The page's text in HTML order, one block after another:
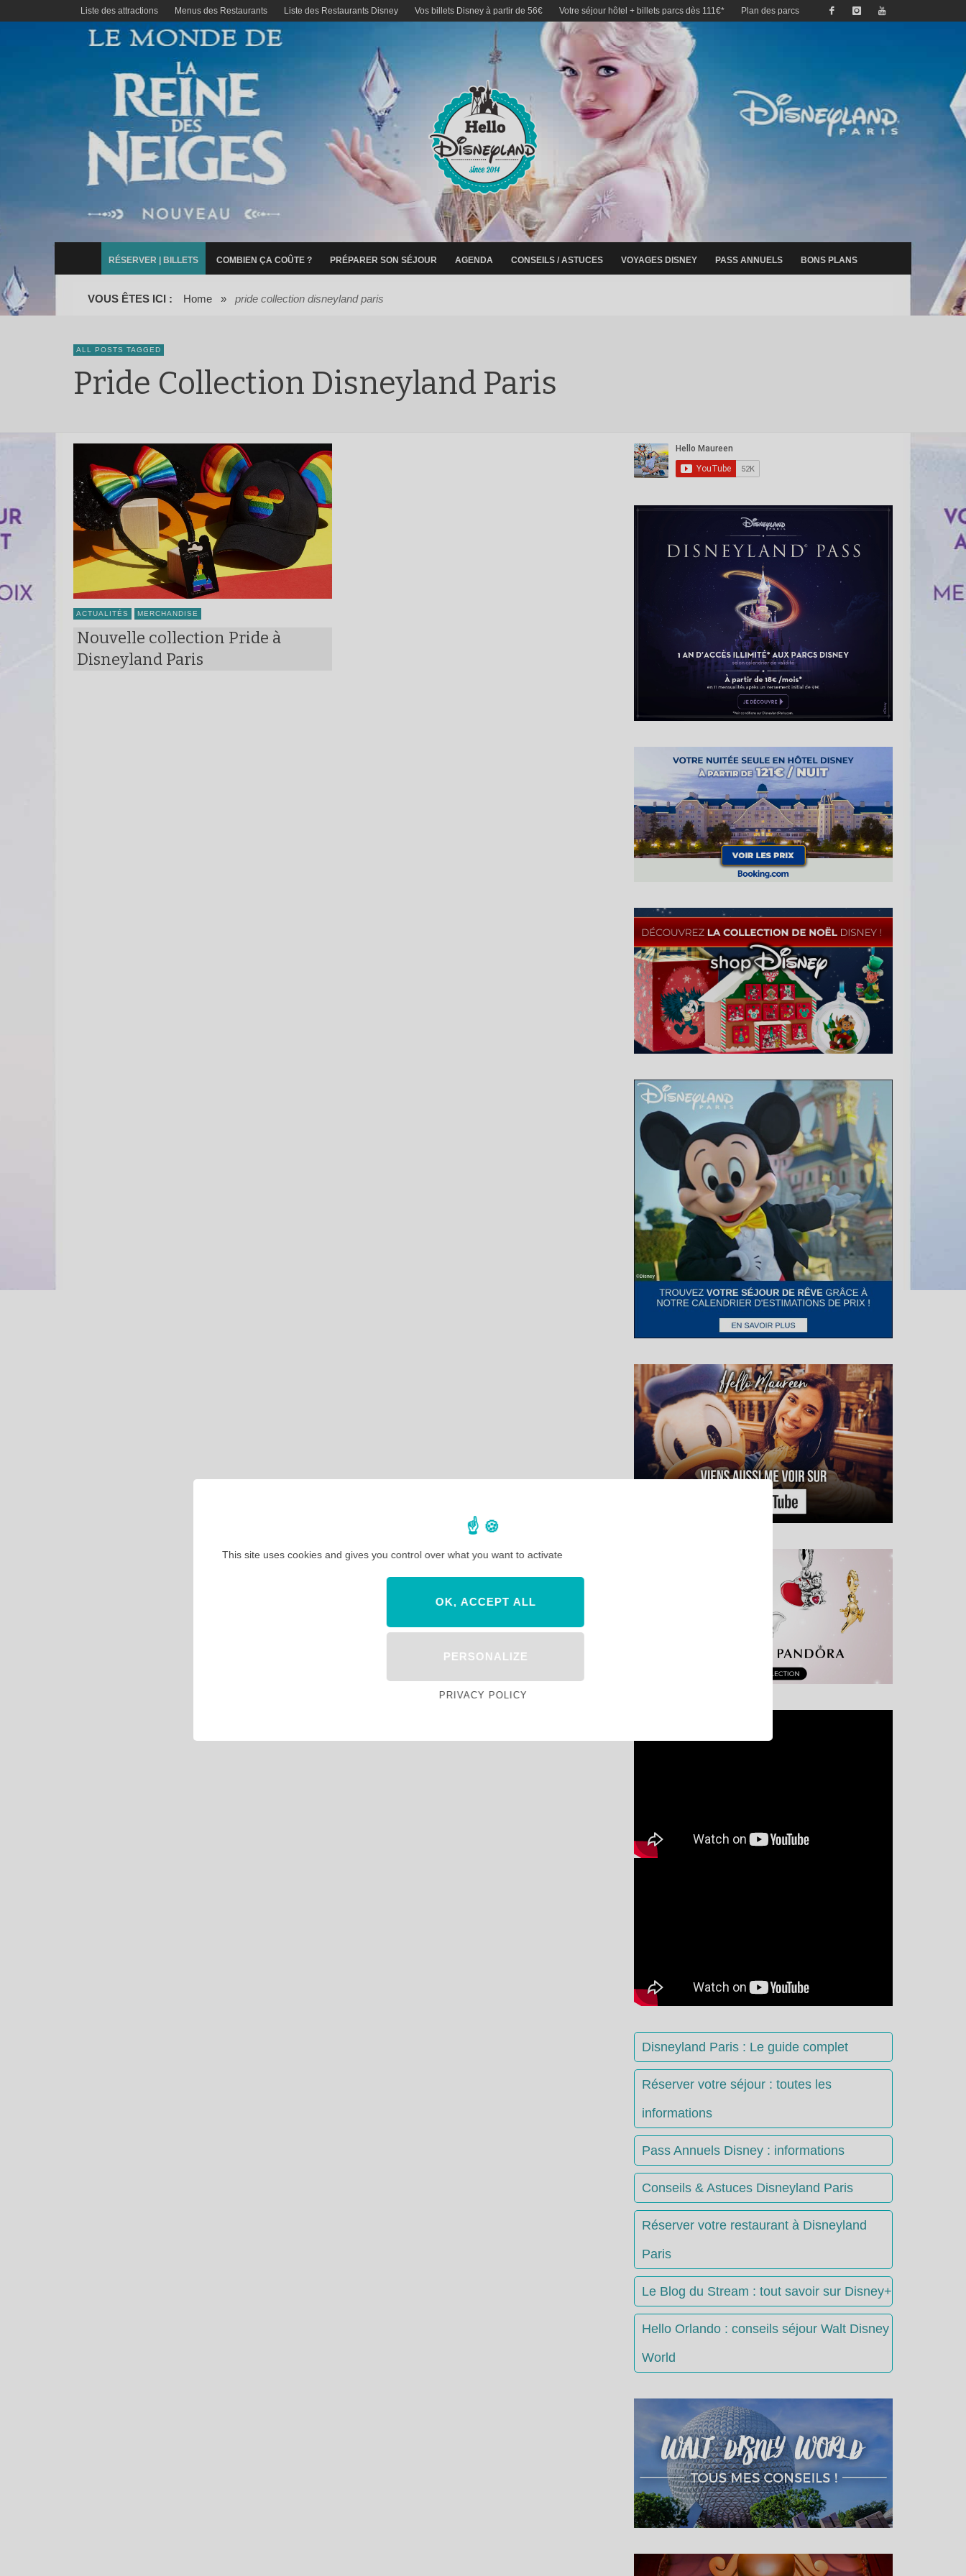
Liste des attractions Menus des Restaurants Liste des Restaurants Disney Vos billets Disney à partir de 56€ Votre séjour hôtel + billets parcs dès 111€* Plan des parcs
RÉSERVER | BILLETS COMBIEN ÇA COÛTE ? PRÉPARER SON SÉJOUR AGENDA CONSEILS / ASTUCES VOYAGES DISNEY PASS ANNUELS BONS PLANS
VOUS ÊTES ICI : Home » pride collection disneyland paris
ALL POSTS TAGGED
Pride Collection Disneyland Paris
ACTUALITÉS MERCHANDISE
Nouvelle collection Pride à
Disneyland Paris
Disneyland Paris : Le guide complet
Réserver votre séjour : toutes les
informations
Pass Annuels Disney : informations
Conseils & Astuces Disneyland Paris
Réserver votre restaurant à Disneyland
Paris
Le Blog du Stream : tout savoir sur Disney+
Hello Orlando : conseils séjour Walt Disney
World
This site uses cookies and gives you control over what you want to activate
OK, ACCEPT ALL
PERSONALIZE
PRIVACY POLICY